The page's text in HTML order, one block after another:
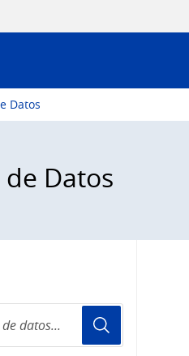
Datos
Datos